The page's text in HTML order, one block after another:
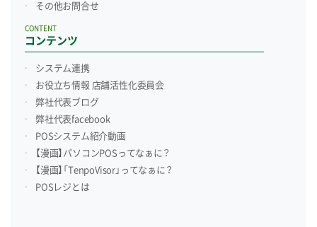
その他お問合せ
コンテンツ
CONTENT
システム連携
お役立ち情報 店舗活性化委員会
弊社代表ブログ
弊社代表facebook
POSシステム紹介動画
【漫画】パソコンPOSってなぁに？
【漫画】「TenpoVisor」ってなぁに？
POSレジとは